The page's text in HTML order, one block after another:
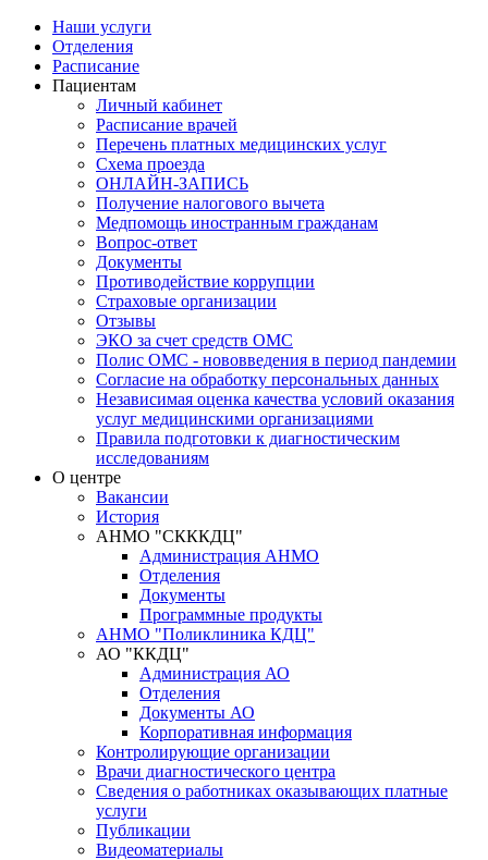
Наши услуги
Отделения
Расписание
Пациентам
Личный кабинет
Расписание врачей
Перечень платных медицинских услуг
Схема проезда
ОНЛАЙН-ЗАПИСЬ
Получение налогового вычета
Медпомощь иностранным гражданам
Вопрос-ответ
Документы
Противодействие коррупции
Страховые организации
Отзывы
ЭКО за счет средств ОМС
Полис ОМС - нововведения в период пандемии
Согласие на обработку персональных данных
Независимая оценка качества условий оказания
услуг медицинскими организациями
Правила подготовки к диагностическим
исследованиям
О центре
Вакансии
История
АНМО "СКККДЦ"
Администрация АНМО
Отделения
Документы
Программные продукты
АНМО "Поликлиника КДЦ"
АО "ККДЦ"
Администрация АО
Отделения
Документы АО
Корпоративная информация
Контролирующие организации
Врачи диагностического центра
Сведения о работниках оказывающих платные
услуги
Публикации
Видеоматериалы